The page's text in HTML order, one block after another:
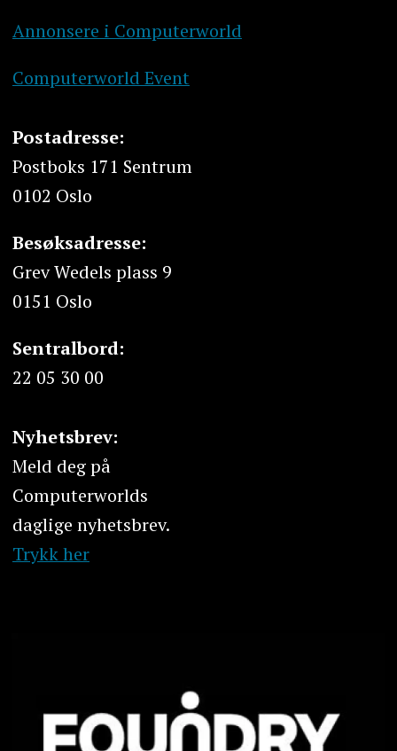
Annonsere i Computerworld
Computerworld Event
Postadresse:
Postboks 171 Sentrum
0102 Oslo
Besøksadresse:
Grev Wedels plass 9
0151 Oslo
Sentralbord:
22 05 30 00
Nyhetsbrev:
Meld deg på
Computerworlds
daglige nyhetsbrev.
Trykk her